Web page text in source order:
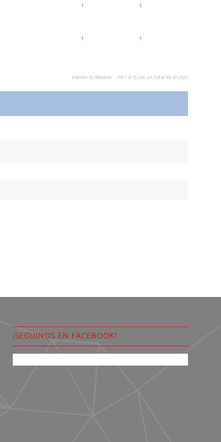
1 1
1 1
Viendo 15 debates - del 1 al 15 (de un total de 10,256)
¡SEGUINOS EN FACEBOOK!